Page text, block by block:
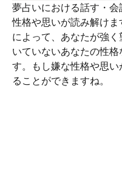
夢占いにおける話す・
性格や思いが読み解け
によって、あなたが強
いていないあなたの性
す。もし嫌な性格や思
ることができますね。